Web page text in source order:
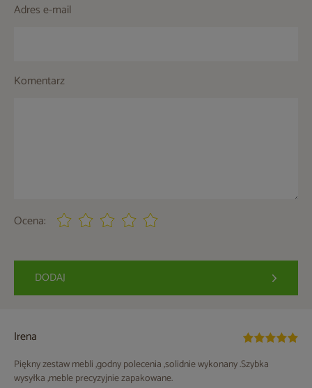
Adres e-mail
Komentarz
Ocena:
DODAJ
Irena
Piękny zestaw mebli ,godny polecenia ,solidnie wykonany .Szybka
wysyłka ,meble precyzyjnie zapakowane.